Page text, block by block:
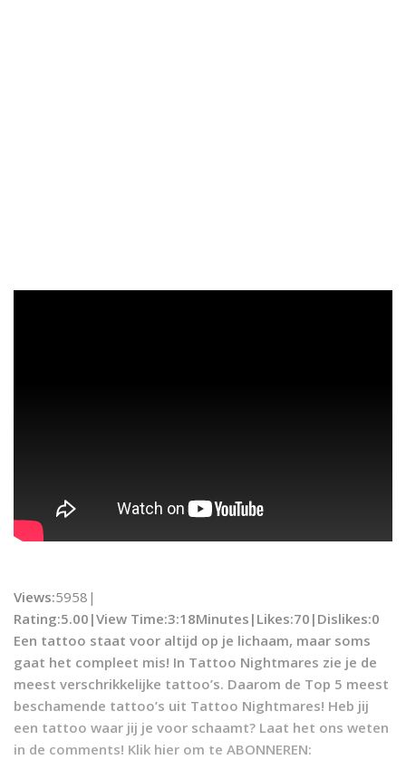
Views:5958|
Rating:5.00|View Time:3:18Minutes| Likes:70| Dislikes:0
Een tattoo staat voor altijd op je lichaam, maar soms
gaat het compleet mis! In Tattoo Nightmares zie je de
meest verschrikkelijke tattoo’s. Daarom de Top 5 meest
beschamende tattoo’s uit Tattoo Nightmares! Heb jij
een tattoo waar jij je voor schaamt? Laat het ons weten
in de comments! Klik hier om te ABONNEREN: